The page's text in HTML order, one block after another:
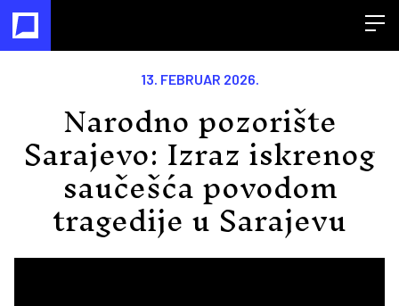
13. FEBRUAR 2026.
Narodno pozorište
Sarajevo: Izraz iskrenog
saučešća povodom
tragedije u Sarajevu